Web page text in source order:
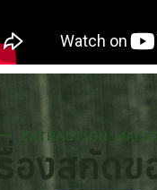
EXTRACTION
องสกัดข